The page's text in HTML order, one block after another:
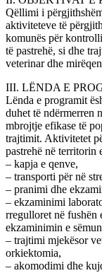
Qëllimi i
aktiviteteve të
komunës për
të pastrehë, si dhe
veterinar dhe
III. LËNDA E
Lënda e programit
duhet të ndërmerren
mbrojtje efikase të
trajtimit. Aktivitetet
pastrehë në territorin
– kapja e qenve,
– transporti për në
– pranimi dhe
– ekzaminimi
rregulloret në fushën
ekzaminimin e
– trajtimi mjekësor
orkiektomia,
– akomodimi dhe